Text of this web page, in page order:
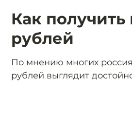
Как получить
рублей
По мнению многих
рублей выглядит